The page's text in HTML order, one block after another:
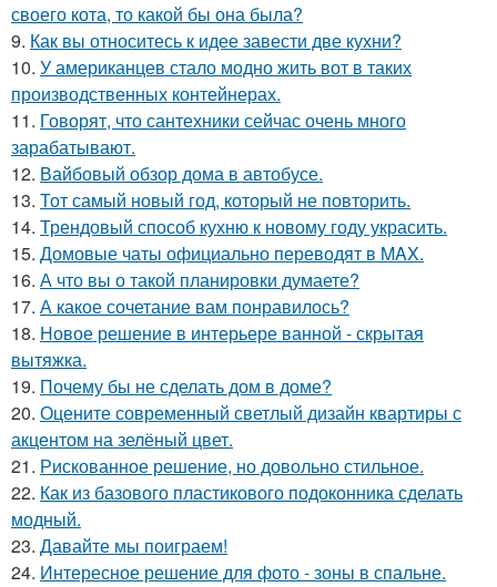
своего кота, то какой бы она была?
9. Как вы относитесь к идее завести две кухни?
10. У американцев стало модно жить вот в таких
производственных контейнерах.
11. Говорят, что сантехники сейчас очень много
зарабатывают.
12. Вайбовый обзор дома в автобусе.
13. Тот самый новый год, который не повторить.
14. Трендовый способ кухню к новому году украсить.
15. Домовые чаты официально переводят в MAX.
16. А что вы о такой планировки думаете?
17. А какое сочетание вам понравилось?
18. Новое решение в интерьере ванной - скрытая
вытяжка.
19. Почему бы не сделать дом в доме?
20. Оцените современный светлый дизайн квартиры с
акцентом на зелёный цвет.
21. Рискованное решение, но довольно стильное.
22. Как из базового пластикового подоконника сделать
модный.
23. Давайте мы поиграем!
24. Интересное решение для фото - зоны в спальне.